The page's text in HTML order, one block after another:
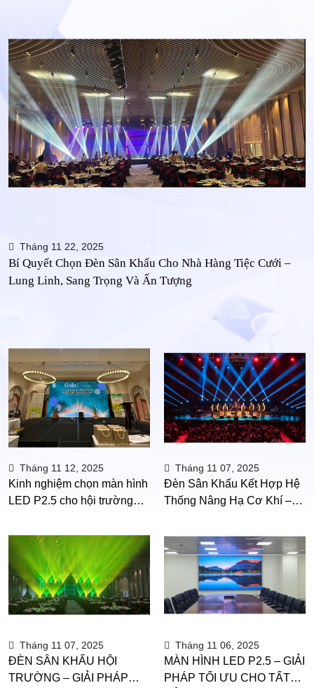
Tháng 11 22, 2025
Bí Quyết Chọn Đèn Sân Khấu Cho Nhà Hàng Tiệc Cưới –
Lung Linh, Sang Trọng Và Ấn Tượng
Tháng 11 12, 2025
Kinh nghiệm chọn màn hình
LED P2.5 cho hội trường
Tháng 11 07, 2025
Đèn Sân Khấu Kết Hợp Hệ
Thống Nâng Hạ Cơ Khí –
Đại | VietStage
Tháng 11 07, 2025
ĐÈN SÂN KHẤU HỘI
TRƯỜNG – GIẢI PHÁP
Tháng 11 06, 2025
MÀN HÌNH LED P2.5 – GIẢI
PHÁP TỐI ƯU CHO TẤT